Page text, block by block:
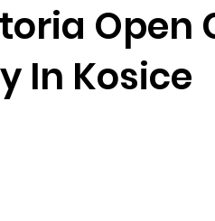
Open
In Kosice